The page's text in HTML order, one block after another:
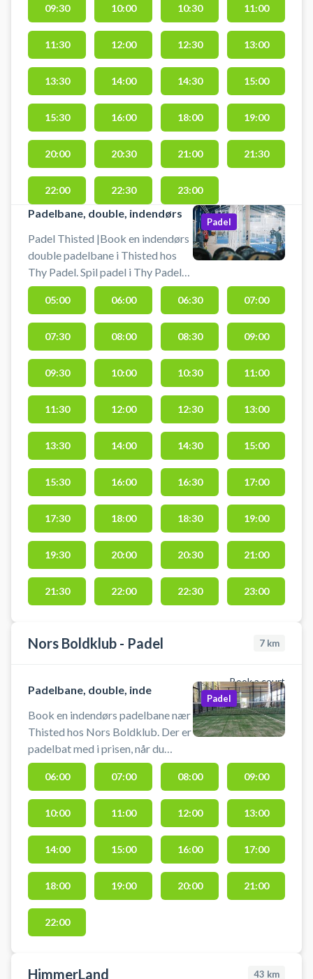
indendørs. Der er padeludstyr, som
kan lejes i padelhallen og bolde
kan ligeledes købes i centret.
09:30 10:00 10:30 11:00
11:30 12:00 12:30 13:00
13:30 14:00 14:30 15:00
15:30 16:00 18:00 19:00
20:00 20:30 21:00 21:30
22:00 22:30 23:00
Padelbane, double, indendørs
Padel Thisted |Book en indendørs
double padelbane i Thisted hos
Thy Padel. Spil padel i Thy Padel
Padelcenter beliggende i Thisted,
hvor du finder både single og
double padelbaner indendørs. Thy
Padel byder på i alt 7 padelbaner i
deres indendørs padelcenter i
Thisted, fordelt på 5 double og 2
single padel tennis baner.
Padel
05:00 06:00 06:30 07:00
07:30 08:00 08:30 09:00
09:30 10:00 10:30 11:00
11:30 12:00 12:30 13:00
13:30 14:00 14:30 15:00
15:30 16:00 16:30 17:00
17:30 18:00 18:30 19:00
19:30 20:00 20:30 21:00
21:30 22:00 22:30 23:00
Nors Boldklub - Padel 7 km
Book a court
Padelbane, double, inde
Book en indendørs padelbane nær
Thisted hos Nors Boldklub. Der er
padelbat med i prisen, når du
booker din padelbane hos Nors
Boldklub. Bolde kan købes ved
padelbanen. Du modtager en kode
efter booking, som bruges ved
døren til padelhallen for at få
adgang til padelbanen.
Padel
06:00 07:00 08:00 09:00
10:00 11:00 12:00 13:00
14:00 15:00 16:00 17:00
18:00 19:00 20:00 21:00
22:00
HimmerLand 43 km